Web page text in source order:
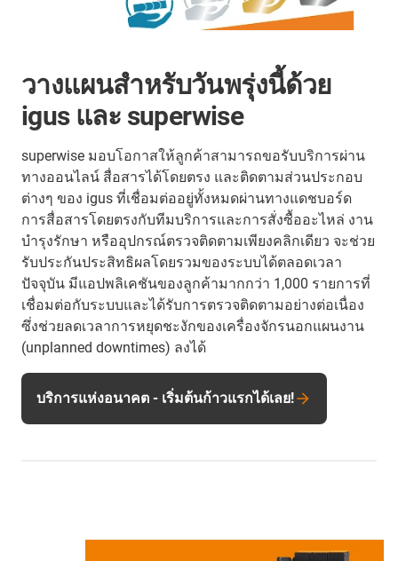
วางแผนสำหรับวันพรุ่งนี้ด้วย
igus และ superwise
superwise มอบโอกาสให้ลูกค้าสามารถขอรับบริการผ่าน
ทางออนไลน์ สื่อสารได้โดยตรง และติดตามส่วนประกอบ
ต่างๆ ของ igus ที่เชื่อมต่ออยู่ทั้งหมดผ่านทางแดชบอร์ด
การสื่อสารโดยตรงกับทีมบริการและการสั่งซื้ออะไหล่ งาน
บำรุงรักษา หรืออุปกรณ์ตรวจติดตามเพียงคลิกเดียว จะช่วย
รับประกันประสิทธิผลโดยรวมของระบบได้ตลอดเวลา
ปัจจุบัน มีแอปพลิเคชันของลูกค้ามากกว่า 1,000 รายการที่
เชื่อมต่อกับระบบและได้รับการตรวจติดตามอย่างต่อเนื่อง
ซึ่งช่วยลดเวลาการหยุดชะงักของเครื่องจักรนอกแผนงาน
(unplanned downtimes) ลงได้
บริการแห่งอนาคต - เริ่มต้นก้าวแรกได้เลย!